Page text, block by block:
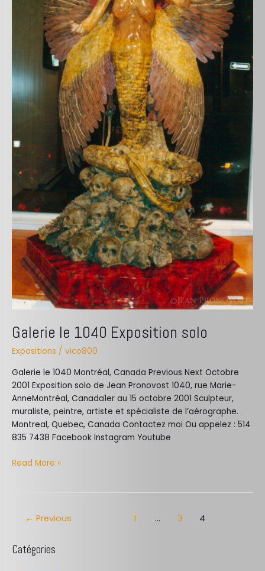
Galerie le 1040 Exposition solo
Expositions / vico800
Galerie le 1040 Montréal, Canada Previous Next ​Octobre
2001 Exposition solo de Jean Pronovost 1040, rue Marie-
AnneMontréal, Canada1er au 15 octobre 2001 Sculpteur,
muraliste, peintre, artiste et spécialiste de l’aérographe.
Montreal, Quebec, Canada Contactez moi Ou appelez : 514
835 7438 Facebook Instagram Youtube
Read More »
← Previous 1 … 3 4
Catégories